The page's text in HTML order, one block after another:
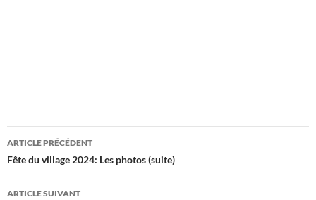
Navigation
des
articles
ARTICLE PRÉCÉDENT
Fête du village 2024: Les photos (suite)
ARTICLE SUIVANT